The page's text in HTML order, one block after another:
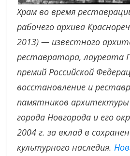
Храм во время
рабочего архива
2013) — известного
реставратора, лауреата
премий Российской
восстановление и
памятников архитектуры
города Новгорода и его
2004 г. за вклад в
культурного наследия.